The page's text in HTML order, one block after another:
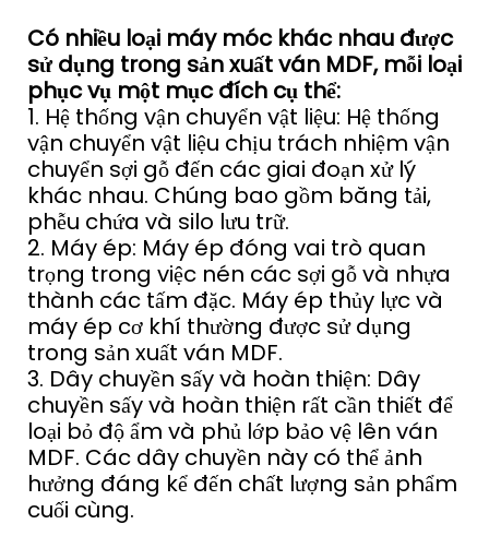
Có nhiều loại máy móc khác nhau được
sử dụng trong sản xuất ván MDF, mỗi loại
phục vụ một mục đích cụ thể:
1. Hệ thống vận chuyển vật liệu: Hệ thống
vận chuyển vật liệu chịu trách nhiệm vận
chuyển sợi gỗ đến các giai đoạn xử lý
khác nhau. Chúng bao gồm băng tải,
phễu chứa và silo lưu trữ.
2. Máy ép: Máy ép đóng vai trò quan
trọng trong việc nén các sợi gỗ và nhựa
thành các tấm đặc. Máy ép thủy lực và
máy ép cơ khí thường được sử dụng
trong sản xuất ván MDF.
3. Dây chuyền sấy và hoàn thiện: Dây
chuyền sấy và hoàn thiện rất cần thiết để
loại bỏ độ ẩm và phủ lớp bảo vệ lên ván
MDF. Các dây chuyền này có thể ảnh
hưởng đáng kể đến chất lượng sản phẩm
cuối cùng.